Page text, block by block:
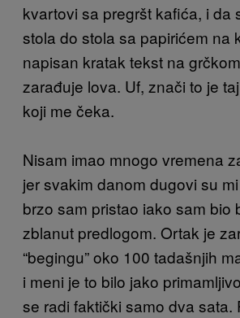
kvartovi sa pregršt kafića, i da
stola do stola sa papirićem na
napisan kratak tekst na
zarađuje lova. Uf, znači to je
koji me čeka.
Nisam imao mnogo vremena
jer svakim danom dugovi su
brzo sam pristao iako sam bio
zblanut predlogom. Ortak je
“begingu” oko 100 tadašnjih
i meni je to bilo jako
se radi faktički samo dva sata.